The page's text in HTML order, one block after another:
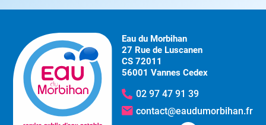
Eau du Morbihan
27 Rue de Luscanen
CS 72011
56001 Vannes Cedex
02 97 47 91 39
contact@eaudumorbihan.fr